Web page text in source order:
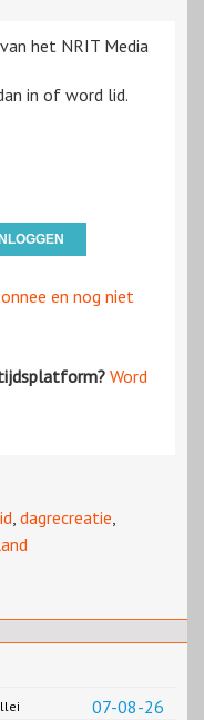
het NRIT Media
in of word lid.
en nog niet
Word
, dagrecreatie,
07-08-26